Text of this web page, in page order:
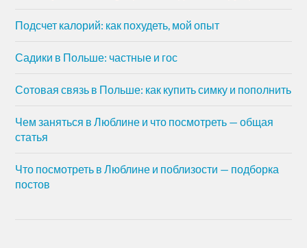
Подсчет калорий: как похудеть, мой опыт
Садики в Польше: частные и гос
Сотовая связь в Польше: как купить симку и пополнить
Чем заняться в Люблине и что посмотреть — общая
статья
Что посмотреть в Люблине и поблизости — подборка
постов